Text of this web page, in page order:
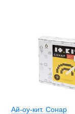
Ай-оу-кит. Сонар